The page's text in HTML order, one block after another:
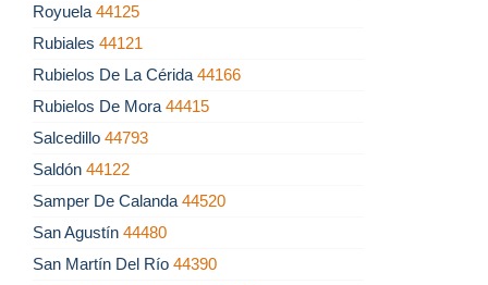
Royuela 44125
Rubiales 44121
Rubielos De La Cérida 44166
Rubielos De Mora 44415
Salcedillo 44793
Saldón 44122
Samper De Calanda 44520
San Agustín 44480
San Martín Del Río 44390